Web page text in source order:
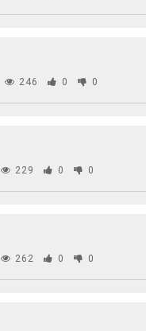
246 0 0
229 0 0
262 0 0